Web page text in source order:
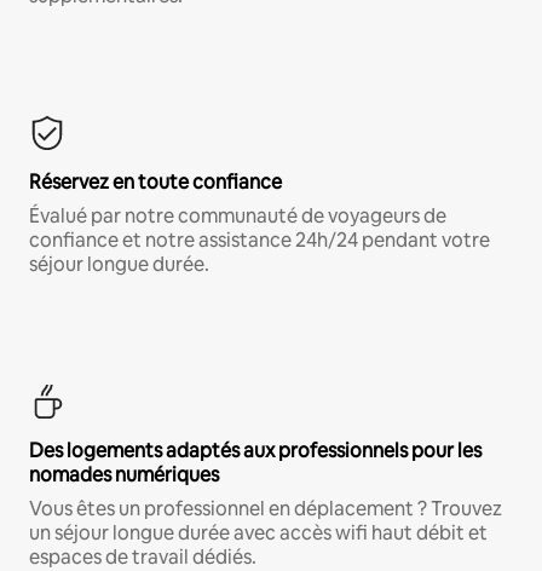
Réservez en toute confiance
Évalué par notre communauté de voyageurs de
confiance et notre assistance 24h/24 pendant votre
séjour longue durée.
Des logements adaptés aux professionnels pour les
nomades numériques
Vous êtes un professionnel en déplacement ? Trouvez
un séjour longue durée avec accès wifi haut débit et
espaces de travail dédiés.